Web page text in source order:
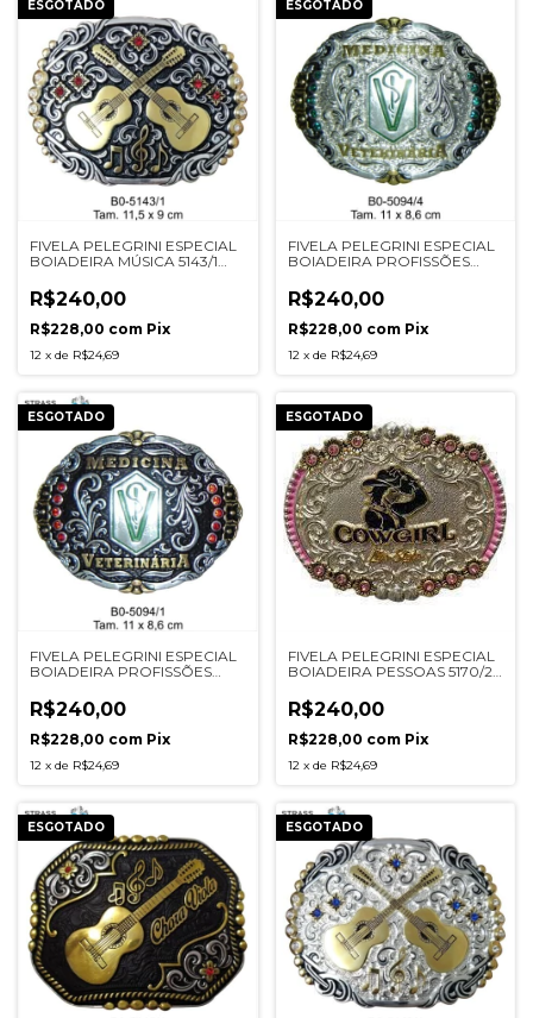
ESGOTADO
FIVELA PELEGRINI ESPECIAL
BOIADEIRA MÚSICA 5143/1
R$240,00
R$228,00 com Pix
12 x de R$24,69
ESGOTADO
FIVELA PELEGRINI ESPECIAL
BOIADEIRA PROFISSÕES
R$240,00
R$228,00 com Pix
12 x de R$24,69
ESGOTADO
FIVELA PELEGRINI ESPECIAL
BOIADEIRA PROFISSÕES
R$240,00
R$228,00 com Pix
12 x de R$24,69
ESGOTADO
FIVELA PELEGRINI ESPECIAL
BOIADEIRA PESSOAS 5170/2
R$240,00
R$228,00 com Pix
12 x de R$24,69
ESGOTADO ESGOTADO